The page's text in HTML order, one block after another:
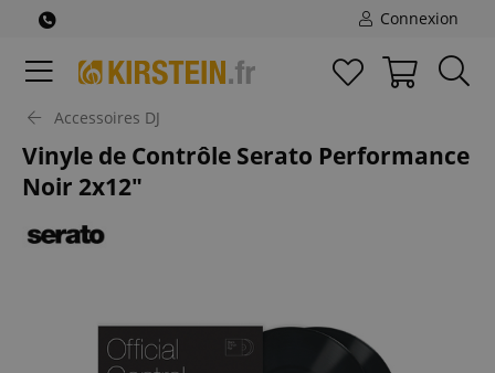
Connexion
Accessoires DJ
Vinyle de Contrôle Serato Performance
Noir 2x12"